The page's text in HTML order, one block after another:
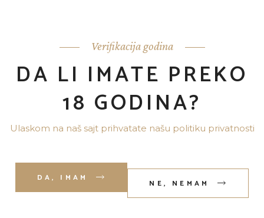
Verifikacija godina
DA LI IMATE PREKO
18 GODINA?
Ulaskom na naš sajt prihvatate našu politiku privatnosti
DA, IMAM
NE, NEMAM
”
amet, sensinbus ocurreret
ei mei, ea eams mondo
suavitante, ex nonumes
scripserit sea. Vel ex
quis de nosuti enim nos.
CASSIE MAY